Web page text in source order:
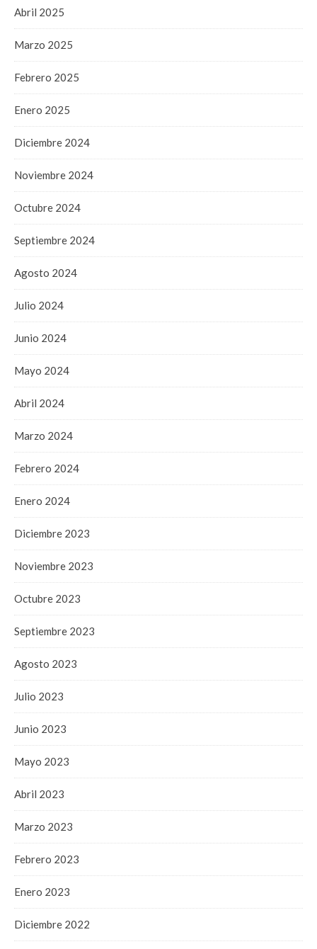
Abril 2025
Marzo 2025
Febrero 2025
Enero 2025
Diciembre 2024
Noviembre 2024
Octubre 2024
Septiembre 2024
Agosto 2024
Julio 2024
Junio 2024
Mayo 2024
Abril 2024
Marzo 2024
Febrero 2024
Enero 2024
Diciembre 2023
Noviembre 2023
Octubre 2023
Septiembre 2023
Agosto 2023
Julio 2023
Junio 2023
Mayo 2023
Abril 2023
Marzo 2023
Febrero 2023
Enero 2023
Diciembre 2022